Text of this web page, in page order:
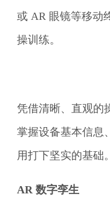
或 AR 眼镜等移动
操训练。
凭借清晰、直观的
掌握设备基本信息
用打下坚实的基础。
AR 数字孪生